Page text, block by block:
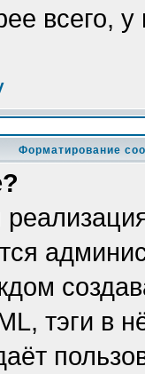
всего,
Форматирование
тэги в